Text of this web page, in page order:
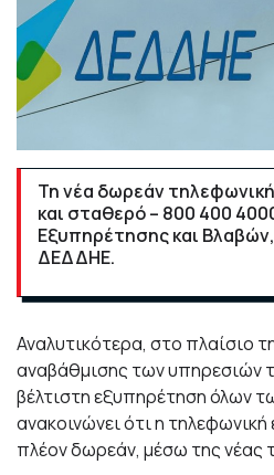
Τη νέα δωρεάν
και σταθερό – 800 400
Εξυπηρέτησης και
ΔΕΔΔΗΕ.
Αναλυτικότερα, στο πλαίσιο
αναβάθμισης των υπηρεσιών
βέλτιστη εξυπηρέτηση όλων
ανακοινώνει ότι η
πλέον δωρεάν, μέσω της νέας